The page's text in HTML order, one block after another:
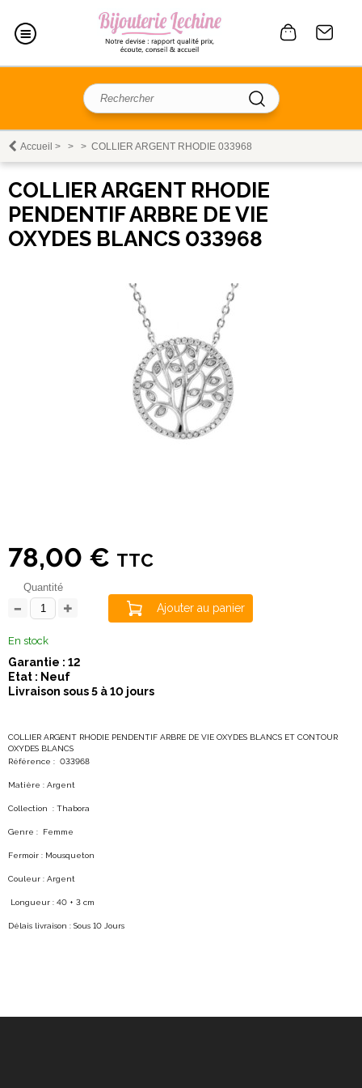
Accueil > > > COLLIER ARGENT RHODIE 033968
COLLIER ARGENT RHODIE
PENDENTIF ARBRE DE VIE
OXYDES BLANCS 033968
78,00 € TTC
Quantité
Ajouter au panier
En stock
Garantie : 12
Etat : Neuf
Livraison sous 5 à 10 jours
COLLIER ARGENT RHODIE PENDENTIF ARBRE DE VIE OXYDES BLANCS ET CONTOUR
OXYDES BLANCS
Référence : 033968
Matière : Argent
Collection : Thabora
Genre : Femme
Fermoir : Mousqueton
Couleur : Argent
Longueur : 40 + 3 cm
Délais livraison : Sous 10 Jours